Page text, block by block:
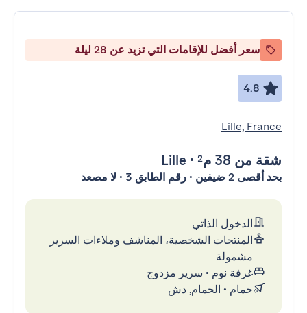
سعر أفضل للإقامات التي تزيد عن 28 ليلة
4.8
Lille, France
شقة من 38 م² •
Lille
بحد أقصى 2 ضيفين • رقم الطابق 3 • لا مصعد
الدخول الذاتي
المنتجات الشخصية، المناشف وملاءات السرير
مشمولة
غرفة نوم • سرير مزدوج
حمام • الحمام, دش